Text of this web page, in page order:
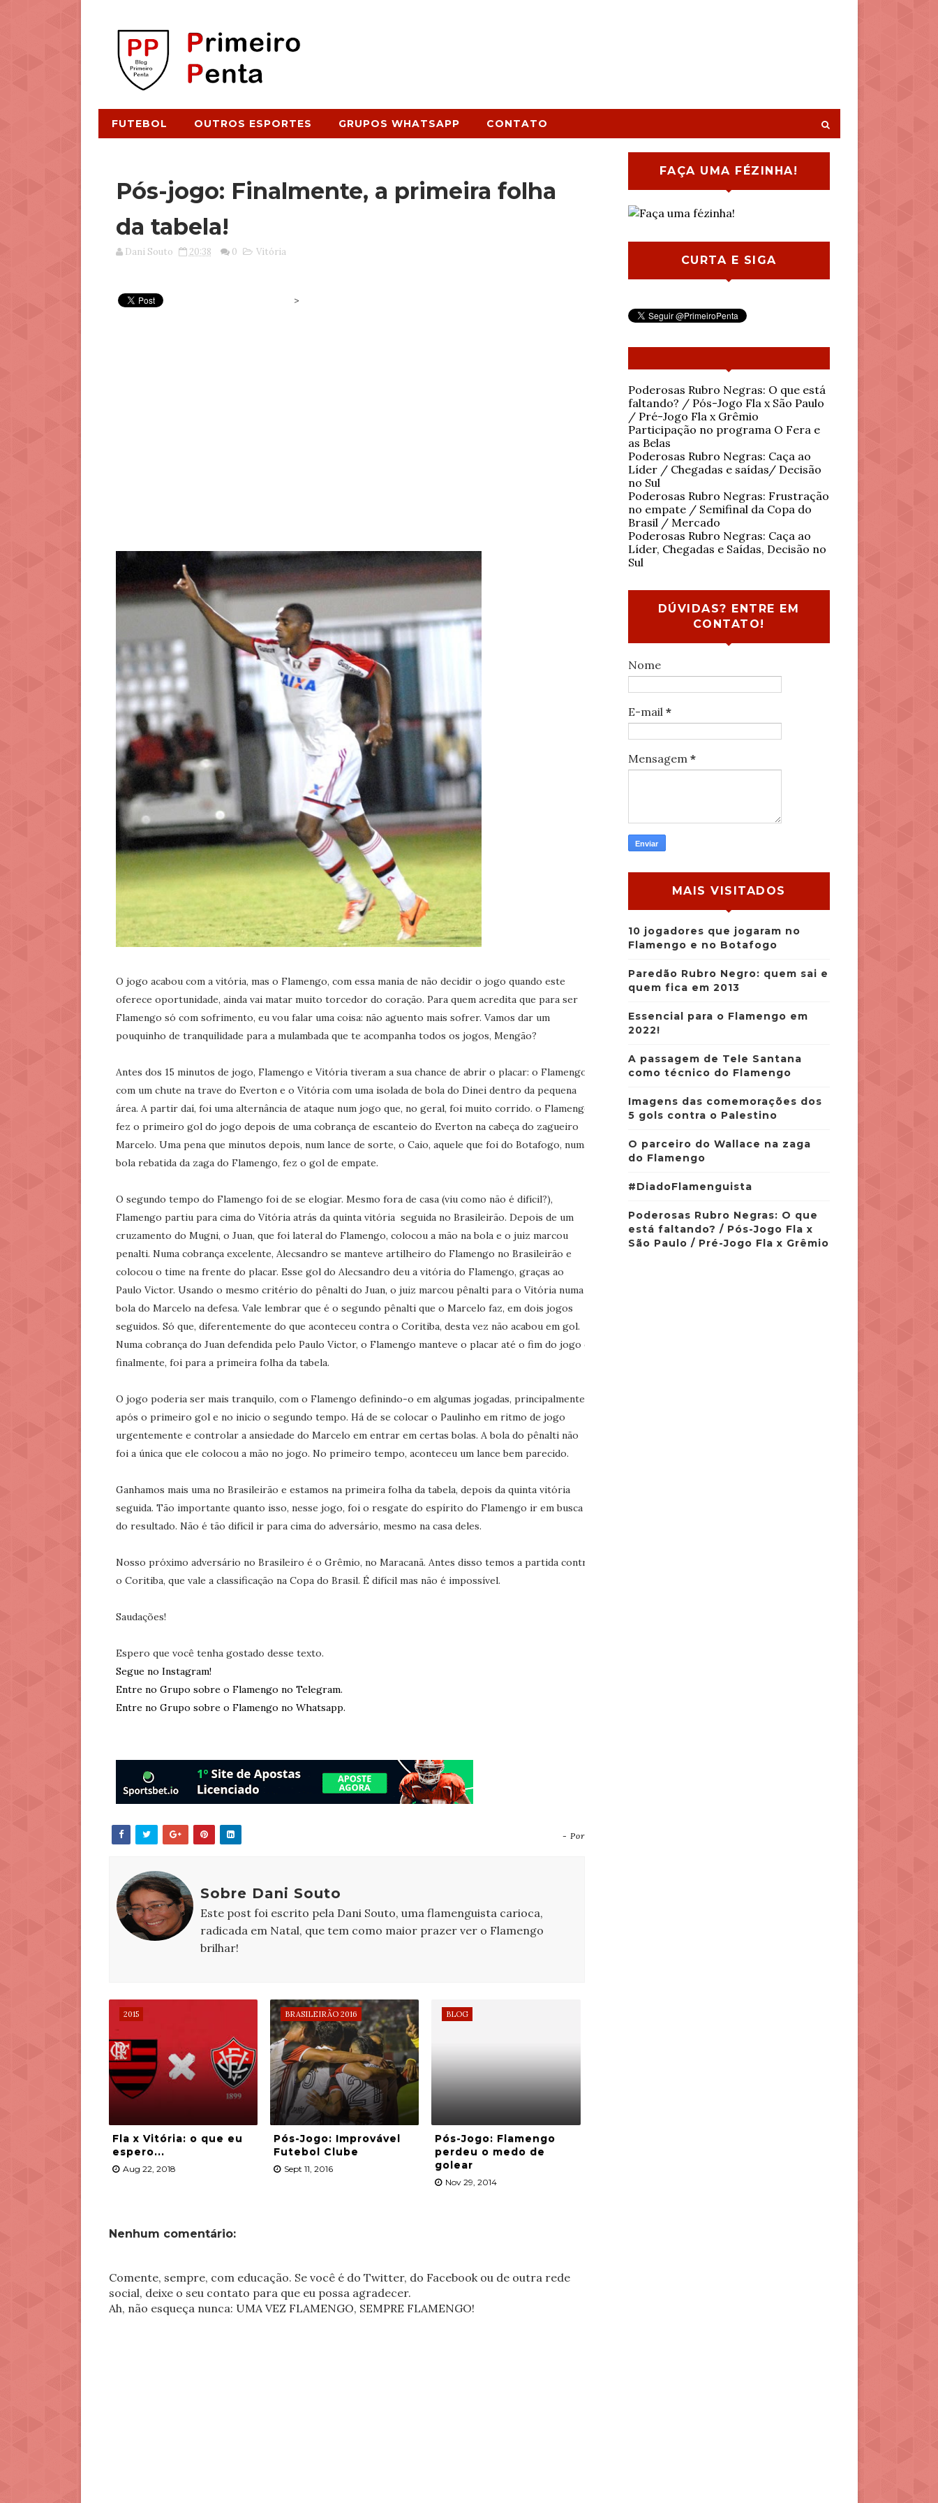
FUTEBOL OUTROS ESPORTES GRUPOS WHATSAPP CONTATO
Pós-jogo: Finalmente, a primeira folha
da tabela!
Dani Souto 20:38 0 Vitória
>
O jogo acabou com a vitória, mas o Flamengo, com essa mania de não decidir o jogo quando este
oferece oportunidade, ainda vai matar muito torcedor do coração. Para quem acredita que para ser
Flamengo só com sofrimento, eu vou falar uma coisa: não aguento mais sofrer. Vamos dar um
pouquinho de tranquilidade para a mulambada que te acompanha todos os jogos, Mengão?
Antes dos 15 minutos de jogo, Flamengo e Vitória tiveram a sua chance de abrir o placar: o Flamengo
com um chute na trave do Everton e o Vitória com uma isolada de bola do Dinei dentro da pequena
área. A partir daí, foi uma alternância de ataque num jogo que, no geral, foi muito corrido. o Flamengo
fez o primeiro gol do jogo depois de uma cobrança de escanteio do Everton na cabeça do zagueiro
Marcelo. Uma pena que minutos depois, num lance de sorte, o Caio, aquele que foi do Botafogo, numa
bola rebatida da zaga do Flamengo, fez o gol de empate.
O segundo tempo do Flamengo foi de se elogiar. Mesmo fora de casa (viu como não é difícil?),
Flamengo partiu para cima do Vitória atrás da quinta vitória seguida no Brasileirão. Depois de um
cruzamento do Mugni, o Juan, que foi lateral do Flamengo, colocou a mão na bola e o juiz marcou
penalti. Numa cobrança excelente, Alecsandro se manteve artilheiro do Flamengo no Brasileirão e
colocou o time na frente do placar. Esse gol do Alecsandro deu a vitória do Flamengo, graças ao
Paulo Victor. Usando o mesmo critério do pênalti do Juan, o juiz marcou pênalti para o Vitória numa
bola do Marcelo na defesa. Vale lembrar que é o segundo pênalti que o Marcelo faz, em dois jogos
seguidos. Só que, diferentemente do que aconteceu contra o Coritiba, desta vez não acabou em gol.
Numa cobrança do Juan defendida pelo Paulo Victor, o Flamengo manteve o placar até o fim do jogo e,
finalmente, foi para a primeira folha da tabela.
O jogo poderia ser mais tranquilo, com o Flamengo definindo-o em algumas jogadas, principalmente
após o primeiro gol e no inicio o segundo tempo. Há de se colocar o Paulinho em ritmo de jogo
urgentemente e controlar a ansiedade do Marcelo em entrar em certas bolas. A bola do pênalti não
foi a única que ele colocou a mão no jogo. No primeiro tempo, aconteceu um lance bem parecido.
Ganhamos mais uma no Brasileirão e estamos na primeira folha da tabela, depois da quinta vitória
seguida. Tão importante quanto isso, nesse jogo, foi o resgate do espírito do Flamengo ir em busca
do resultado. Não é tão difícil ir para cima do adversário, mesmo na casa deles.
Nosso próximo adversário no Brasileiro é o Grêmio, no Maracanã. Antes disso temos a partida contra
o Coritiba, que vale a classificação na Copa do Brasil. É difícil mas não é impossível.
Saudações!
Espero que você tenha gostado desse texto.
Segue no Instagram!
Entre no Grupo sobre o Flamengo no Telegram.
Entre no Grupo sobre o Flamengo no Whatsapp.
- Por
Sobre Dani Souto
Este post foi escrito pela Dani Souto, uma flamenguista carioca,
radicada em Natal, que tem como maior prazer ver o Flamengo
brilhar!
2015
Fla x Vitória: o que eu
espero...
Aug 22, 2018
BRASILEIRÃO 2016
Pós-Jogo: Improvável
Futebol Clube
Sept 11, 2016
BLOG
Pós-Jogo: Flamengo
perdeu o medo de
golear
Nov 29, 2014
Nenhum comentário:
Comente, sempre, com educação. Se você é do Twitter, do Facebook ou de outra rede
social, deixe o seu contato para que eu possa agradecer.
Ah, não esqueça nunca: UMA VEZ FLAMENGO, SEMPRE FLAMENGO!
FAÇA UMA FÉZINHA!
CURTA E SIGA
Poderosas Rubro Negras: O que está
faltando? / Pós-Jogo Fla x São Paulo
/ Pré-Jogo Fla x Grêmio
Participação no programa O Fera e
as Belas
Poderosas Rubro Negras: Caça ao
Líder / Chegadas e saídas/ Decisão
no Sul
Poderosas Rubro Negras: Frustração
no empate / Semifinal da Copa do
Brasil / Mercado
Poderosas Rubro Negras: Caça ao
Líder, Chegadas e Saídas, Decisão no
Sul
DÚVIDAS? ENTRE EM
CONTATO!
Nome
E-mail *
Mensagem *
MAIS VISITADOS
10 jogadores que jogaram no
Flamengo e no Botafogo
Paredão Rubro Negro: quem sai e
quem fica em 2013
Essencial para o Flamengo em
2022!
A passagem de Tele Santana
como técnico do Flamengo
Imagens das comemorações dos
5 gols contra o Palestino
O parceiro do Wallace na zaga
do Flamengo
#DiadoFlamenguista
Poderosas Rubro Negras: O que
está faltando? / Pós-Jogo Fla x
São Paulo / Pré-Jogo Fla x Grêmio